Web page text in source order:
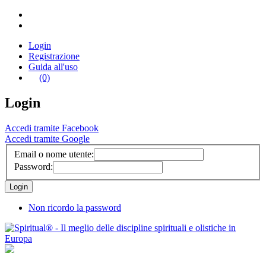
Login
Registrazione
Guida all'uso
(0)
Login
Accedi tramite Facebook
Accedi tramite Google
Email o nome utente:
Password:
Non ricordo la password